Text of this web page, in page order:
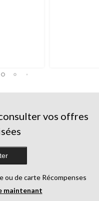
vos offres
ou de carte Récompenses
maintenant